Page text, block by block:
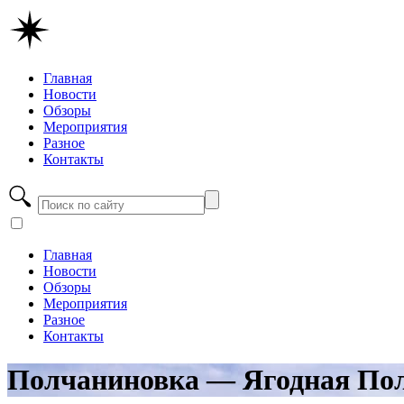
Главная
Новости
Обзоры
Мероприятия
Разное
Контакты
Главная
Новости
Обзоры
Мероприятия
Разное
Контакты
Полчаниновка — Ягодная